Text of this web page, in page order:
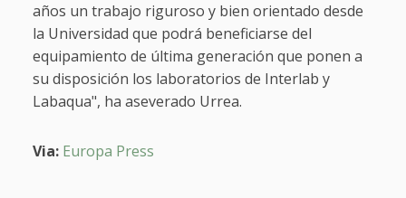
años un trabajo riguroso y bien orientado desde
la Universidad que podrá beneficiarse del
equipamiento de última generación que ponen a
su disposición los laboratorios de Interlab y
Labaqua", ha aseverado Urrea.
Via: Europa Press